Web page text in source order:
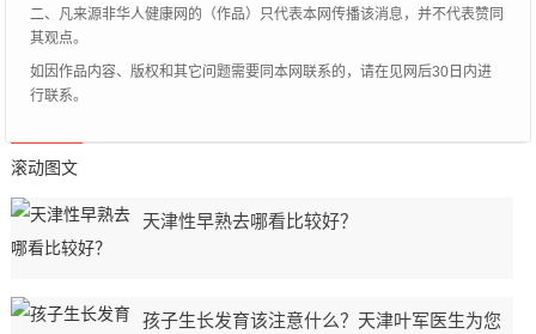
二、凡来源非华人健康网的（作品）只代表本网传播该消息，并不代表赞同
其观点。
如因作品内容、版权和其它问题需要同本网联系的，请在见网后30日内进
行联系。
滚动图文
天津性早熟去哪看比较好？
孩子生长发育该注意什么？天津叶军医生为您